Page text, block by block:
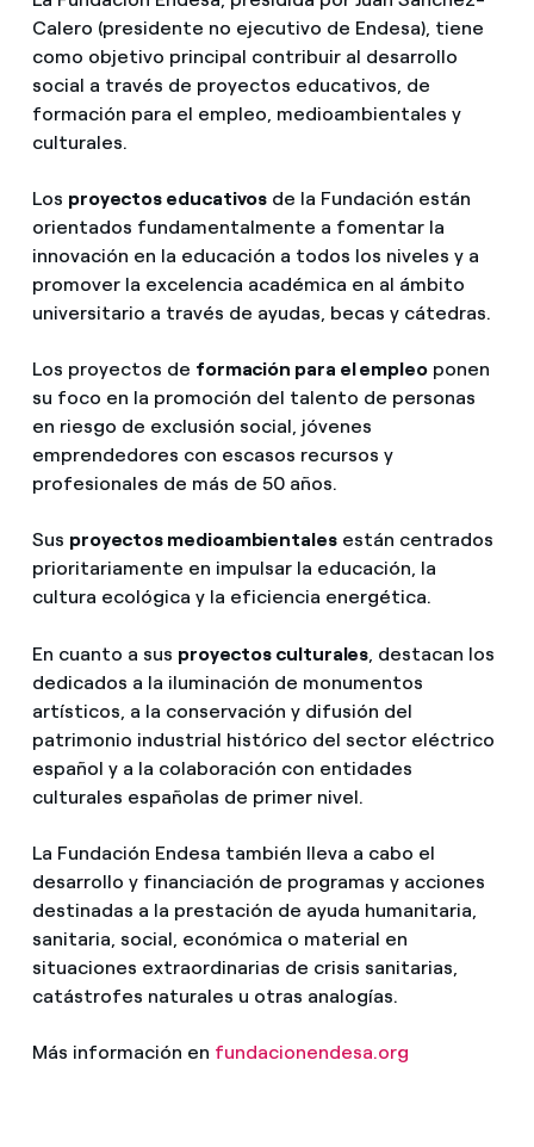
Calero (presidente no ejecutivo de Endesa), tiene
como objetivo principal contribuir al desarrollo
social a través de proyectos educativos, de
formación para el empleo, medioambientales y
culturales.
Los proyectos educativos de la Fundación están
orientados fundamentalmente a fomentar la
innovación en la educación a todos los niveles y a
promover la excelencia académica en al ámbito
universitario a través de ayudas, becas y cátedras.
Los proyectos de formación para el empleoponen
su foco en la promoción del talento de personas
en riesgo de exclusión social, jóvenes
emprendedores con escasos recursos y
profesionales de más de 50 años.
Sus proyectos medioambientalesestán centrados
prioritariamente en impulsar la educación, la
cultura ecológica y la eficiencia energética.
En cuanto a sus proyectos culturales , destacan los
dedicados a la iluminación de monumentos
artísticos, a la conservación y difusión del
patrimonio industrial histórico del sector eléctrico
español y a la colaboración con entidades
culturales españolas de primer nivel.
La Fundación Endesa también lleva a cabo el
desarrollo y financiación de programas y acciones
destinadas a la prestación de ayuda humanitaria,
sanitaria, social, económica o material en
situaciones extraordinarias de crisis sanitarias,
catástrofes naturales u otras analogías.
Más información en fundacionendesa.org